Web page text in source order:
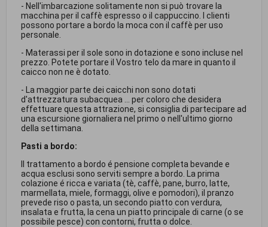
- Nell'imbarcazione solitamente non si può trovare la
macchina per il caffè espresso o il cappuccino. I clienti
possono portare a bordo la moca con il caffè per uso
personale.
- Materassi per il sole sono in dotazione e sono incluse nel
prezzo. Potete portare il Vostro telo da mare in quanto il
caicco non ne è dotato.
- La maggior parte dei caicchi non sono dotati
d'attrezzatura subacquea ... per coloro che desidera
effettuare questa attrazione, si consiglia di partecipare ad
una escursione giornaliera nel primo o nell'ultimo giorno
della settimana.
Pasti a bordo:
Il trattamento a bordo é pensione completa bevande e
acqua esclusi sono serviti sempre a bordo. La prima
colazione é ricca e variata (tè, caffè, pane, burro, latte,
marmellata, miele, formaggi, olive e pomodori), il pranzo
prevede riso o pasta, un secondo piatto con verdura,
insalata e frutta, la cena un piatto principale di carne (o se
possibile pesce) con contorni, frutta o dolce.